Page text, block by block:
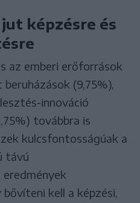
képzésre és
az emberi erőforrások
(9,75%),
innováció
továbbra is
kulcsfontosságúak a
távú
kell a képzési,